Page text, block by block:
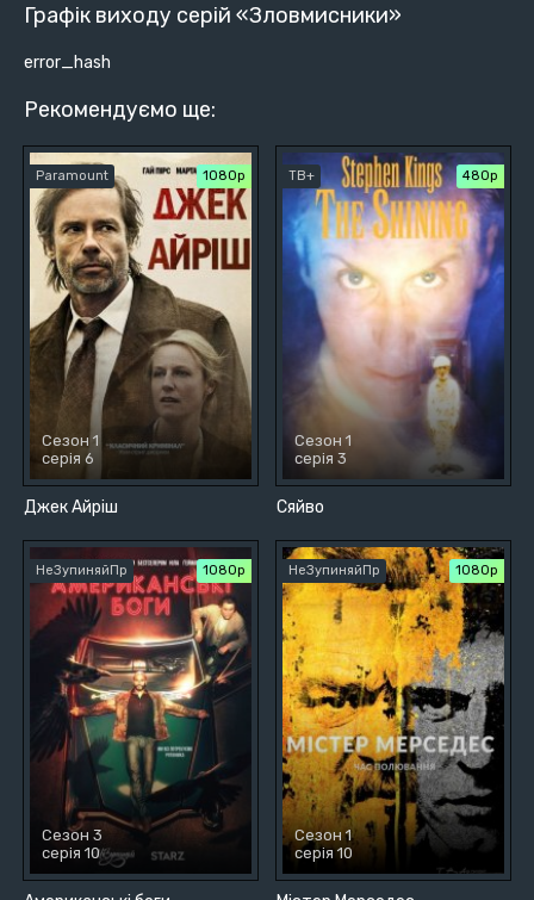
Графік виходу серій «Зловмисники»
error_hash
Рекомендуємо ще:
Джек Айріш
Paramount 1080p
Сезон 1
серія 6
Сяйво
ТВ+ 480р
Сезон 1
серія 3
НеЗупиняйПр 1080p
Сезон 3
серія 10
НеЗупиняйПр 1080p
Сезон 1
серія 10